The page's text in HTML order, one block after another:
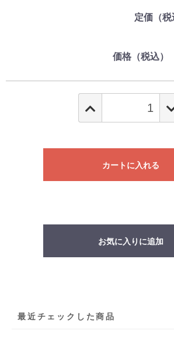
定価（税
価格（税込）
カートに入れる
お気に入りに追加
最近チェックした商品